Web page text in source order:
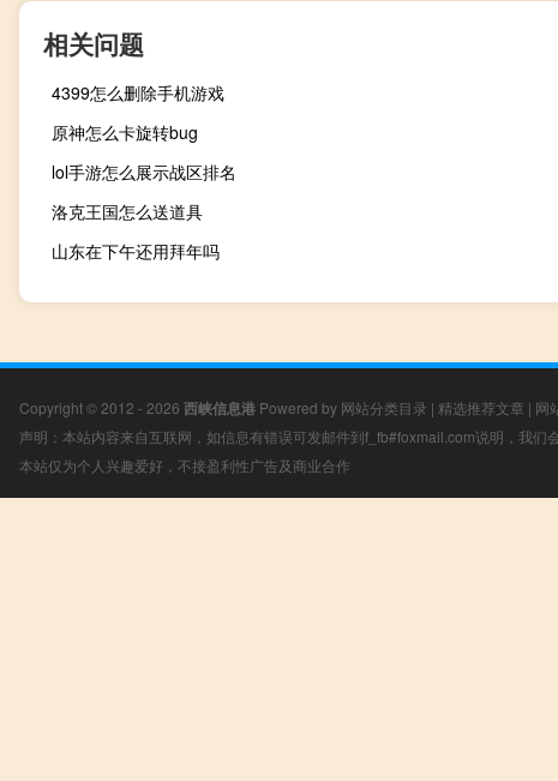
相关问题
4399怎么删除手机游戏
原神怎么卡旋转bug
lol手游怎么展示战区排名
洛克王国怎么送道具
山东在下午还用拜年吗
Copyright © 2012 - 2026 西峡信息港 Powered by 网站分类目录 | 精选推荐文章 | 网
声明：本站内容来自互联网，如信息有错误可发邮件到f_fb#foxmail.com说明，我们
本站仅为个人兴趣爱好，不接盈利性广告及商业合作